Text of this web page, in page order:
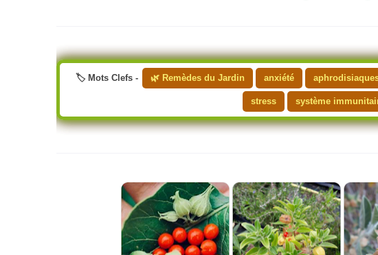
🏷️ Mots Clefs - 🌿 Remèdes du Jardin anxiété
stress système